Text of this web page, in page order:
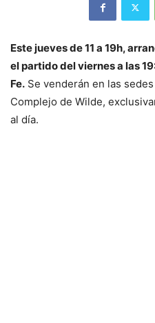
Este jueves de 11 a 19h,
el partido del viernes a las
Fe. Se venderán en las
Complejo de Wilde,
al día.